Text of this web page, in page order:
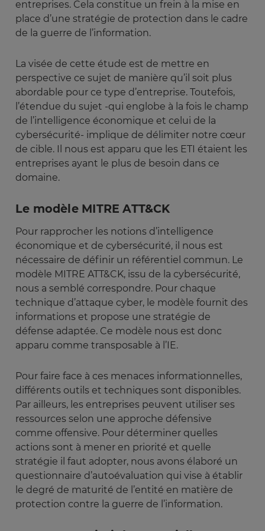
entreprises. Cela constitue un frein à la mise en
place d’une stratégie de protection dans le cadre
de la guerre de l’information.
La visée de cette étude est de mettre en
perspective ce sujet de manière qu’il soit plus
abordable pour ce type d’entreprise. Toutefois,
l’étendue du sujet -qui englobe à la fois le champ
de l’intelligence économique et celui de la
cybersécurité- implique de délimiter notre cœur
de cible. Il nous est apparu que les ETI étaient les
entreprises ayant le plus de besoin dans ce
domaine.
Le modèle MITRE ATT&CK
Pour rapprocher les notions d’intelligence
économique et de cybersécurité, il nous est
nécessaire de définir un référentiel commun. Le
modèle MITRE ATT&CK, issu de la cybersécurité,
nous a semblé correspondre. Pour chaque
technique d’attaque cyber, le modèle fournit des
informations et propose une stratégie de
défense adaptée. Ce modèle nous est donc
apparu comme transposable à l’IE.
Pour faire face à ces menaces informationnelles,
différents outils et techniques sont disponibles.
Par ailleurs, les entreprises peuvent utiliser ses
ressources selon une approche défensive
comme offensive. Pour déterminer quelles
actions sont à mener en priorité et quelle
stratégie il faut adopter, nous avons élaboré un
questionnaire d’autoévaluation qui vise à établir
le degré de maturité de l’entité en matière de
protection contre la guerre de l’information.